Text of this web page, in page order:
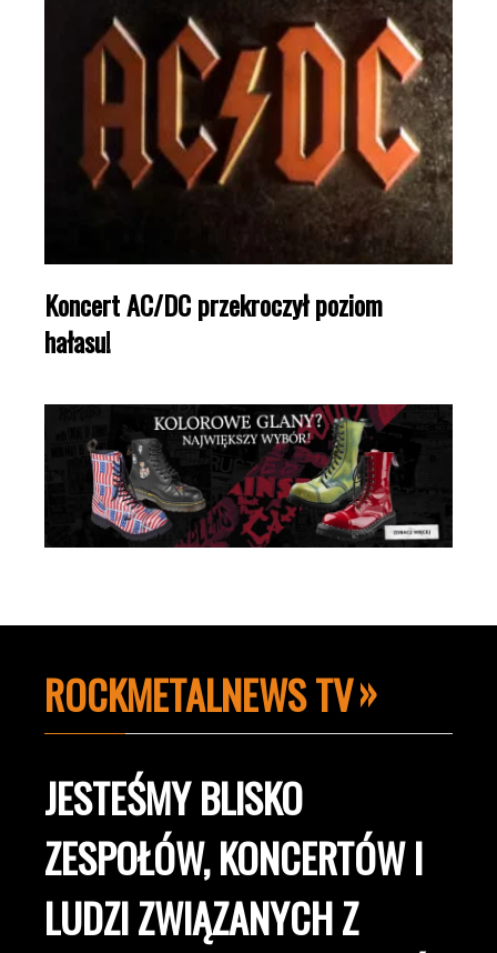
Koncert AC/DC przekroczył poziom
hałasu!
ROCKMETALNEWS TV
JESTEŚMY BLISKO
ZESPOŁÓW, KONCERTÓW I
LUDZI ZWIĄZANYCH Z